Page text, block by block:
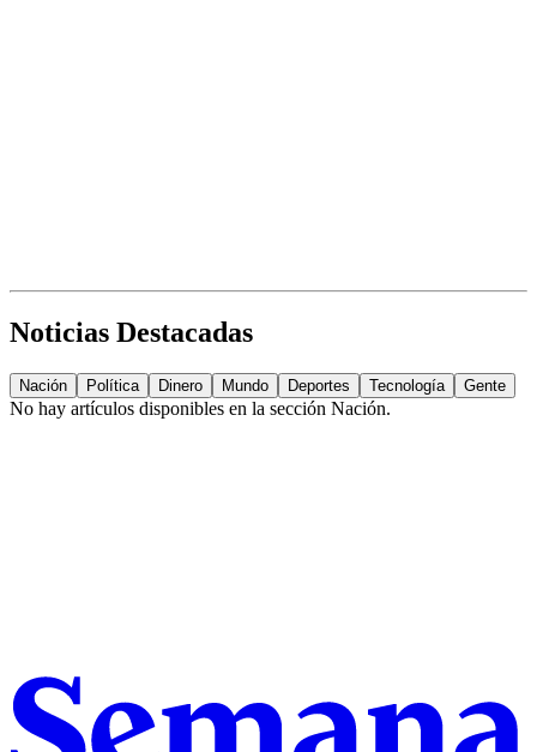
Noticias Destacadas
Nación Política Dinero Mundo Deportes Tecnología Gente
No hay artículos disponibles en la sección Nación.